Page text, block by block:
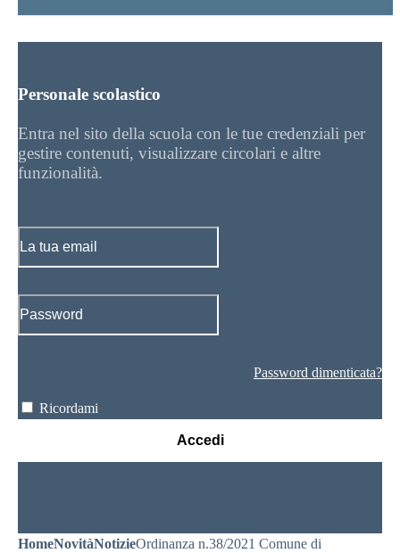
Personale scolastico
Entra nel sito della scuola con le tue credenziali per
gestire contenuti, visualizzare circolari e altre
funzionalità.
Password dimenticata?
Ricordami
Accedi
HomeNovitàNotizieOrdinanza n.38/2021 Comune di